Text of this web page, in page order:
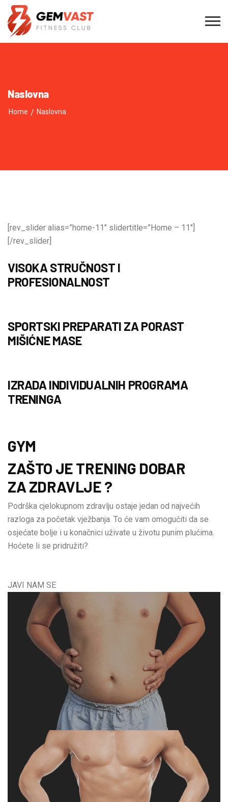
Naslovna
Home / Naslovna
[rev_slider alias=”home-11″ slidertitle=”Home – 11″]
[/rev_slider]
VISOKA STRUČNOST I
PROFESIONALNOST
SPORTSKI PREPARATI ZA PORAST
MIŠIĆNE MASE
IZRADA INDIVIDUALNIH PROGRAMA
TRENINGA
GYM
ZAŠTO JE TRENING DOBAR
ZA ZDRAVLJE ?
Podrška cjelokupnom zdravlju ostaje jedan od najvećih
razloga za početak vježbanja. To će vam omogućiti da se
osjećate bolje i u konačnici uživate u životu punim plućima.
Hoćete li se pridružiti?
JAVI NAM SE